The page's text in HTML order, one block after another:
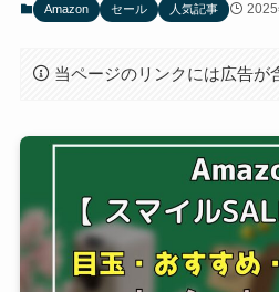
Amazon セール 人気記事 2025
当ページのリンクには広告が